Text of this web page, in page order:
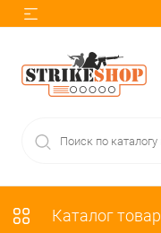
Каталог